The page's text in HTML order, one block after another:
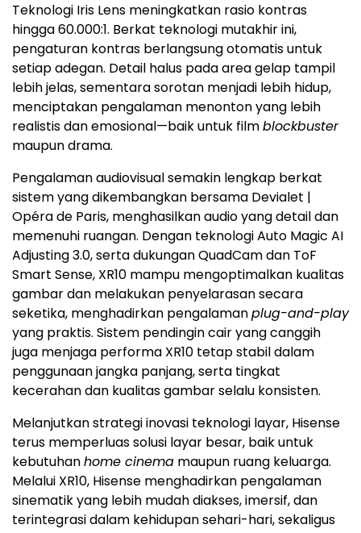
Teknologi Iris Lens meningkatkan rasio kontras
hingga 60.000:1. Berkat teknologi mutakhir ini,
pengaturan kontras berlangsung otomatis untuk
setiap adegan. Detail halus pada area gelap tampil
lebih jelas, sementara sorotan menjadi lebih hidup,
menciptakan pengalaman menonton yang lebih
realistis dan emosional—baik untuk filmblockbuster
maupun drama.
Pengalaman audiovisual semakin lengkap berkat
sistem yang dikembangkan bersama Devialet |
Opéra de Paris, menghasilkan audio yang detail dan
memenuhi ruangan. Dengan teknologi Auto Magic AI
Adjusting 3.0, serta dukungan QuadCam dan ToF
Smart Sense, XR10 mampu mengoptimalkan kualitas
gambar dan melakukan penyelarasan secara
seketika, menghadirkan pengalamanplug-and-play
yang praktis. Sistem pendingin cair yang canggih
juga menjaga performa XR10 tetap stabil dalam
penggunaan jangka panjang, serta tingkat
kecerahan dan kualitas gambar selalu konsisten.
Melanjutkan strategi inovasi teknologi layar, Hisense
terus memperluas solusi layar besar, baik untuk
kebutuhanhome cinema maupun ruang keluarga.
Melalui XR10, Hisense menghadirkan pengalaman
sinematik yang lebih mudah diakses, imersif, dan
terintegrasi dalam kehidupan sehari-hari, sekaligus